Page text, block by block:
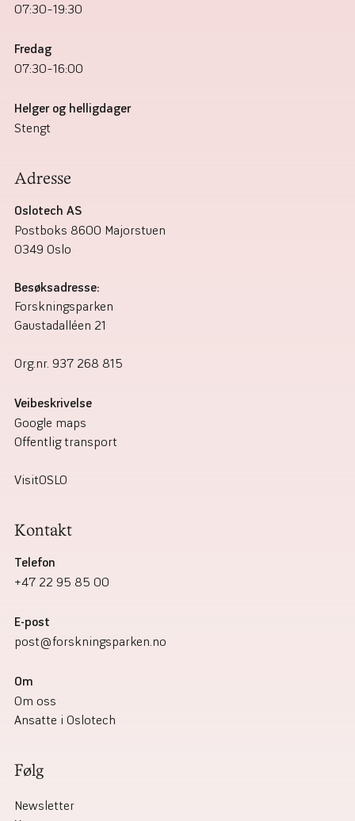
07:30–19:30
Fredag
07:30–16:00
Helger og helligdager
Stengt
Adresse
Oslotech AS
Postboks 8600 Majorstuen
0349 Oslo
Besøksadresse:
Forskningsparken
Gaustadalléen 21
Org.nr. 937 268 815
Veibeskrivelse
Google maps
Offentlig transport
VisitOSLO
Kontakt
Telefon
+47 22 95 85 00
E-post
post@forskningsparken.no
Om‎
Om oss
Ansatte i Oslotech
Følg
Newsletter